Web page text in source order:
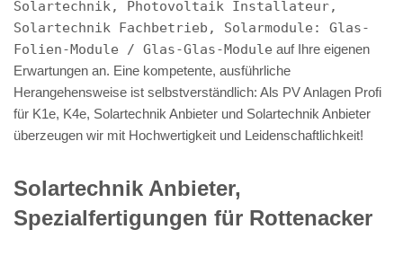
Solartechnik, Photovoltaik Installateur,
Solartechnik Fachbetrieb, Solarmodule: Glas-
Folien-Module / Glas-Glas-Module auf Ihre eigenen
Erwartungen an. Eine kompetente, ausführliche
Herangehensweise ist selbstverständlich: Als PV Anlagen Profi
für K1e, K4e, Solartechnik Anbieter und Solartechnik Anbieter
überzeugen wir mit Hochwertigkeit und Leidenschaftlichkeit!
Solartechnik Anbieter,
Spezialfertigungen für Rottenacker